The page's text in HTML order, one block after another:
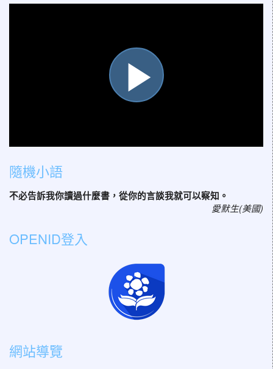
播
放
片
隨機小語
不必告訴我你讀過什麼書，從你的言談我就可以察知。
愛默生(美國)
OPENID登入
網站導覽